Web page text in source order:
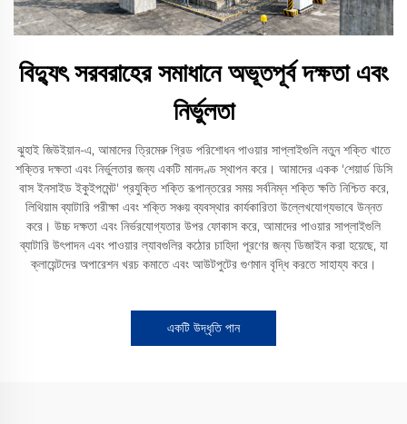
বিদ্যুৎ সরবরাহের সমাধানে অভূতপূর্ব দক্ষতা এবং
নির্ভুলতা
ঝুহাই জিউইয়ান-এ, আমাদের ত্রিমেরু গ্রিড পরিশোধন পাওয়ার সাপ্লাইগুলি নতুন শক্তি খাতে
শক্তির দক্ষতা এবং নির্ভুলতার জন্য একটি মানদণ্ড স্থাপন করে। আমাদের একক 'শেয়ার্ড ডিসি
বাস ইনসাইড ইকুইপমেন্ট' প্রযুক্তি শক্তি রূপান্তরের সময় সর্বনিম্ন শক্তি ক্ষতি নিশ্চিত করে,
লিথিয়াম ব্যাটারি পরীক্ষা এবং শক্তি সঞ্চয় ব্যবস্থার কার্যকারিতা উল্লেখযোগ্যভাবে উন্নত
করে। উচ্চ দক্ষতা এবং নির্ভরযোগ্যতার উপর ফোকাস করে, আমাদের পাওয়ার সাপ্লাইগুলি
ব্যাটারি উৎপাদন এবং পাওয়ার ল্যাবগুলির কঠোর চাহিদা পূরণের জন্য ডিজাইন করা হয়েছে, যা
ক্লায়েন্টদের অপারেশন খরচ কমাতে এবং আউটপুটের গুণমান বৃদ্ধি করতে সাহায্য করে।
একটি উদ্ধৃতি পান